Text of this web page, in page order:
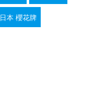
日本 櫻花牌